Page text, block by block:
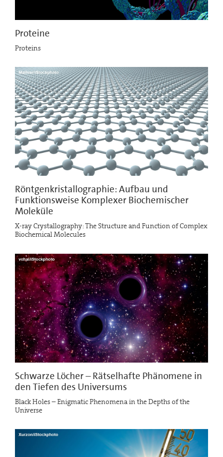
Proteine
Proteins
Röntgenkristallographie: Aufbau und
Funktionsweise Komplexer Biochemischer
Moleküle
X-ray Crystallography: The Structure and Function of Complex
Biochemical Molecules
Schwarze Löcher – Rätselhafte Phänomene in
den Tiefen des Universums
Black Holes – Enigmatic Phenomena in the Depths of the
Universe